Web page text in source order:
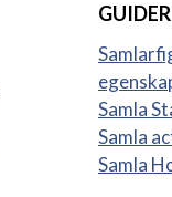
GUIDER
Samla
Samla
Samla